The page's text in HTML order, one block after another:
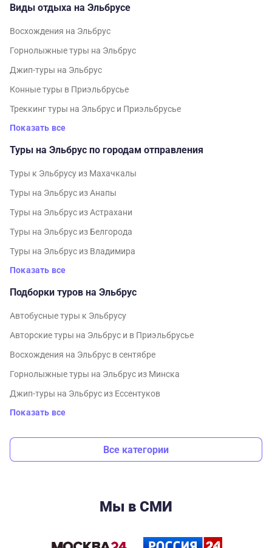
Виды отдыха на Эльбрусе
Восхождения на Эльбрус
Горнолыжные туры на Эльбрус
Джип-туры на Эльбрус
Конные туры в Приэльбрусье
Треккинг туры на Эльбрус и Приэльбрусье
Показать все
Туры на Эльбрус по городам отправления
Туры к Эльбрусу из Махачкалы
Туры на Эльбрус из Анапы
Туры на Эльбрус из Астрахани
Туры на Эльбрус из Белгорода
Туры на Эльбрус из Владимира
Показать все
Подборки туров на Эльбрус
Автобусные туры к Эльбрусу
Авторские туры на Эльбрус и в Приэльбрусье
Восхождения на Эльбрус в сентябре
Горнолыжные туры на Эльбрус из Минска
Джип-туры на Эльбрус из Ессентуков
Показать все
Все категории
Мы в СМИ